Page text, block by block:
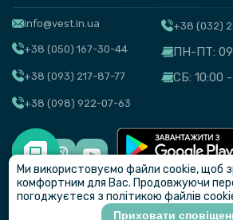
info@vest.in.ua
+38 (050) 167-30-44
+38 (093) 217-87-77
+38 (098) 922-07-63
+38 (032)
ПН-ПТ:
СБ: 10:00
© VEST
Ми використовуємо файли cookie, щоб
комфортним для Вас. Продовжуючи
погоджуєтеся з політикою файлів
Приховати